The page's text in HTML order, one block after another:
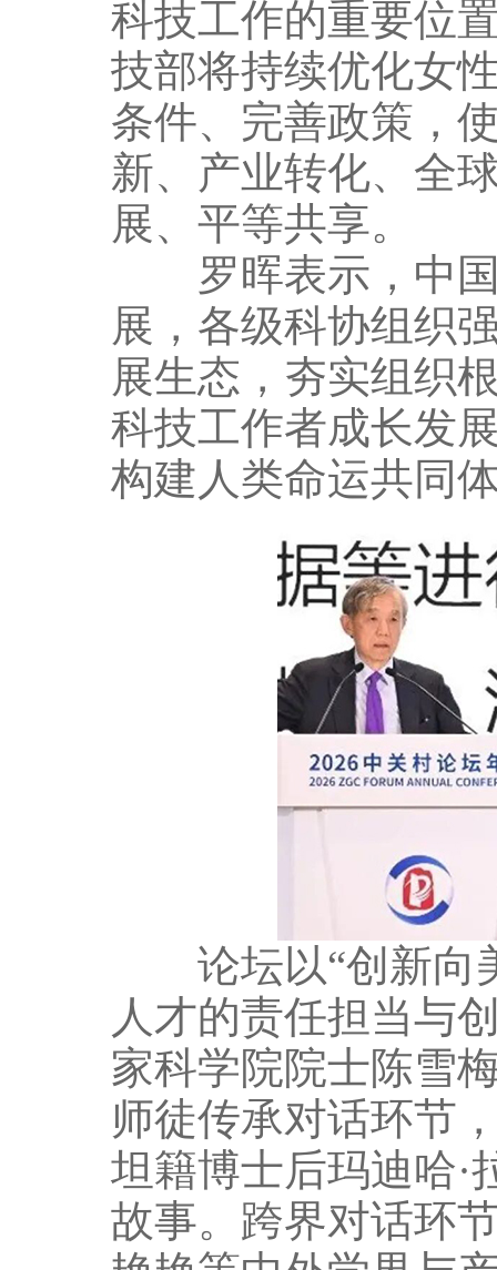
科技工作的重要位
技部将持续优化女
条件、完善政策，
新、产业转化、全
展、平等共享。
罗晖表示，中国
展，各级科协组织
展生态，夯实组织
科技工作者成长发
构建人类命运共同
论坛以“创新向
人才的责任担当与
家科学院院士陈雪
师徒传承对话环节
坦籍博士后玛迪哈·
故事。跨界对话环